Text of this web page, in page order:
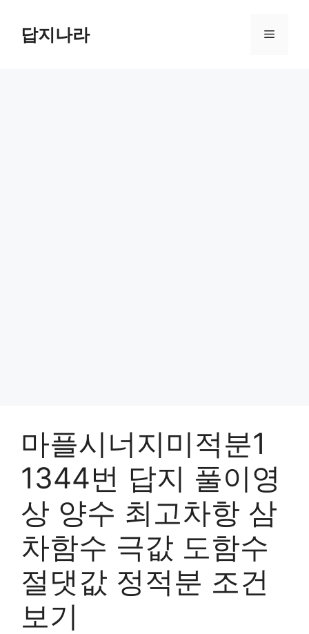
답지나라 메
마플시너지미적분1
1344번 답지 풀이영
상 양수 최고차항 삼
차함수 극값 도함수
절댓값 정적분 조건
보기